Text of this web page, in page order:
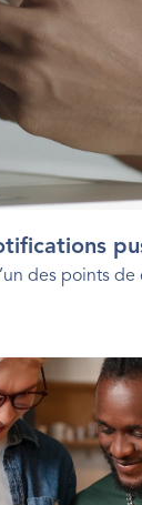
des points